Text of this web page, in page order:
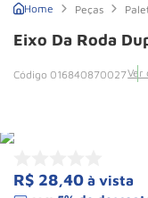
Peças
Eixo Da Roda
016840870027Ver
R$ 28,40 à vista
Guincho Eletrico
Macaco
4º Macaco Jacare
7 Macaco